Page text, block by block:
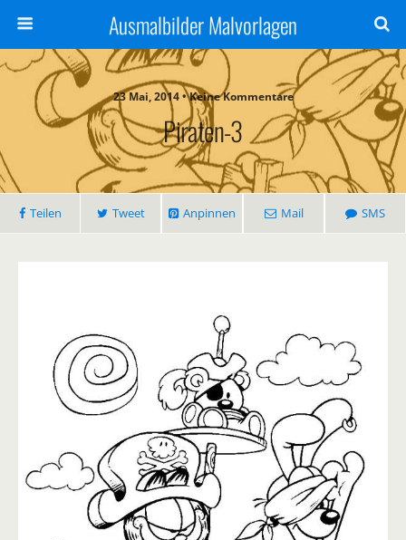
Ausmalbilder Malvorlagen
23 Mai, 2014 • Keine Kommentare
Piraten-3
Teilen Tweet Anpinnen Mail SMS